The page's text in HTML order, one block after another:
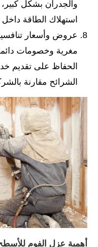
والجدران بشكل
استهلاك الطاقة داخل
عروض وأسعار
مغرية وخصومات
الحفاظ على تقديم
الشرائح مقارنة
أهمية عزل الفوم